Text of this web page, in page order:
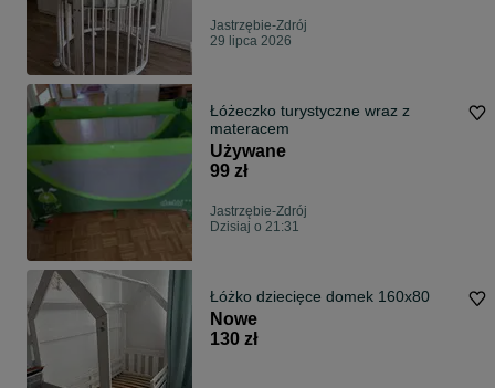
Jastrzębie-Zdrój
29 lipca 2026
Łóżeczko turystyczne wraz z
materacem
Używane
99 zł
Jastrzębie-Zdrój
Dzisiaj o 21:31
Łóżko dziecięce domek 160x80
Nowe
130 zł